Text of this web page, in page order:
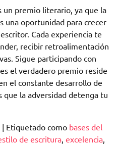
un premio literario, ya que la
una oportunidad para crecer
Cada experiencia te
recibir retroalimentación
Sigue participando con
el verdadero premio reside
el constante desarrollo de
que la adversidad detenga tu
| Etiquetado como bases del
de escritura, excelencia,